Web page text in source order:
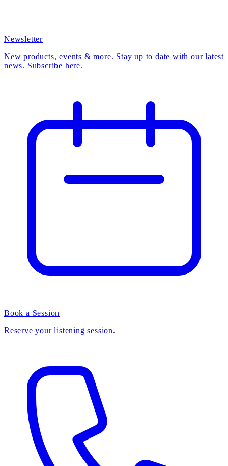
Newsletter
New products, events & more. Stay up to date with our latest
news. Subscribe here.
Book a Session
Reserve your listening session.